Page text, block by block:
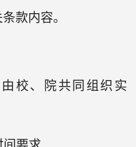
款内容。
校、院共同组织实